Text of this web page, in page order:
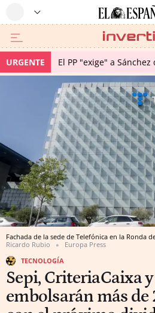
URGENTE El PP "exige" a
Fachada de la sede de Telefónica en la Ronda
Ricardo Rubio
Europa Press
TECNOLOGÍA
Sepi, CriteriaCaixa y
embolsarán más